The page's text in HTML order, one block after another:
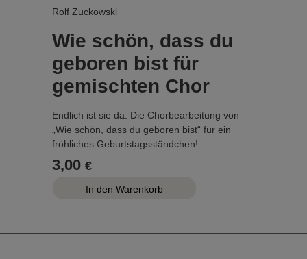
Rolf Zuckowski
Wie schön, dass du
geboren bist für
gemischten Chor
Endlich ist sie da: Die Chorbearbeitung von
„Wie schön, dass du geboren bist“ für ein
fröhliches Geburtstagsständchen!
...
3,00 €